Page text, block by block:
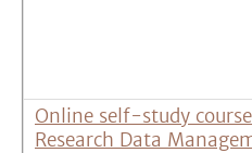
Online self-study course |
Research Data